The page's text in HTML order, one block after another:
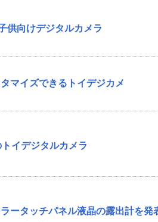
供向けデジタルカメラ
マイズできるトイデジカメ
イデジタルカメラ
ータッチパネル液晶の露出計を発